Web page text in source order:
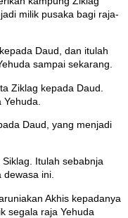
milik pusaka bagi raja-
Daud, dan itulah
sampai sekarang.
Ziklag kepada Daud.
Daud, yang menjadi
Itulah sebabnja
dewasa ini.
Akhis kepadanya
segala raja Yehuda